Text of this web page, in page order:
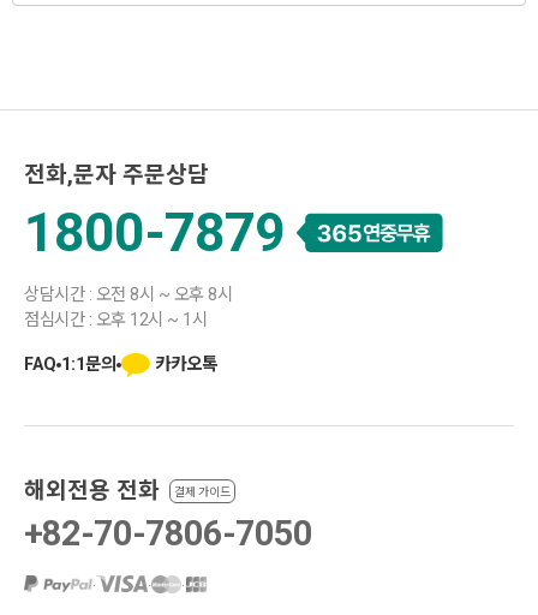
전화,문자 주문상담
1800-7879
상담시간 : 오전 8시 ~ 오후 8시
점심시간 : 오후 12시 ~ 1시
FAQ 1:1문의 카카오톡
해외전용 전화 결제 가이드
+82-70-7806-7050
· · ·